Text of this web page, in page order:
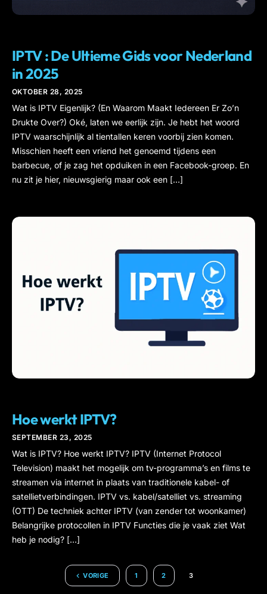
IPTV : De Ultieme Gids voor Nederland
in 2025
OKTOBER 28, 2025
Wat is IPTV Eigenlijk? (En Waarom Maakt Iedereen Er Zo’n
Drukte Over?) Oké, laten we eerlijk zijn. Je hebt het woord
IPTV waarschijnlijk al tientallen keren voorbij zien komen.
Misschien heeft een vriend het genoemd tijdens een
barbecue, of je zag het opduiken in een Facebook-groep. En
nu zit je hier, nieuwsgierig maar ook een […]
Hoe werkt IPTV?
SEPTEMBER 23, 2025
Wat is IPTV? Hoe werkt IPTV? IPTV (Internet Protocol
Television) maakt het mogelijk om tv-programma’s en films te
streamen via internet in plaats van traditionele kabel- of
satellietverbindingen. IPTV vs. kabel/satelliet vs. streaming
(OTT) De techniek achter IPTV (van zender tot woonkamer)
Belangrijke protocollen in IPTV Functies die je vaak ziet Wat
heb je nodig? […]
VORIGE 1 2 3